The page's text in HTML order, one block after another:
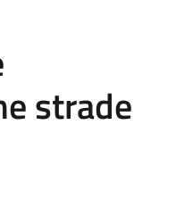
strade